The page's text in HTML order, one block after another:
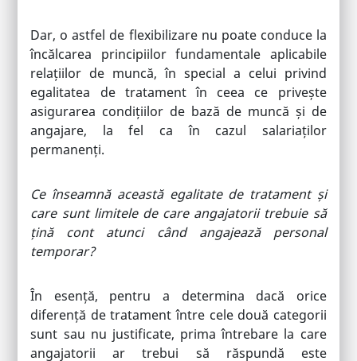
Dar, o astfel de flexibilizare nu poate conduce la
încălcarea principiilor fundamentale aplicabile
relațiilor de muncă, în special a celui privind
egalitatea de tratament în ceea ce privește
asigurarea condițiilor de bază de muncă și de
angajare, la fel ca în cazul salariaților
permanenți.
Ce înseamnă această egalitate de tratament și
care sunt limitele de care angajatorii trebuie să
țină cont atunci când angajează personal
temporar?
În esență, pentru a determina dacă orice
diferență de tratament între cele două categorii
sunt sau nu justificate, prima întrebare la care
angajatorii ar trebui să răspundă este